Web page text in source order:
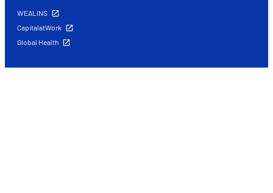
WEALINS
CapitalatWork
Global Health